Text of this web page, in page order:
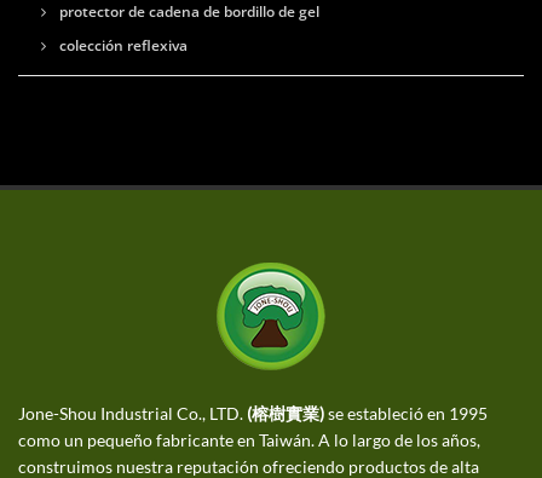
protector de cadena de bordillo de gel
colección reflexiva
Jone-Shou Industrial Co., LTD. (榕樹實業)se estableció en 1995
como un pequeño fabricante en Taiwán. A lo largo de los años,
construimos nuestra reputación ofreciendo productos de alta